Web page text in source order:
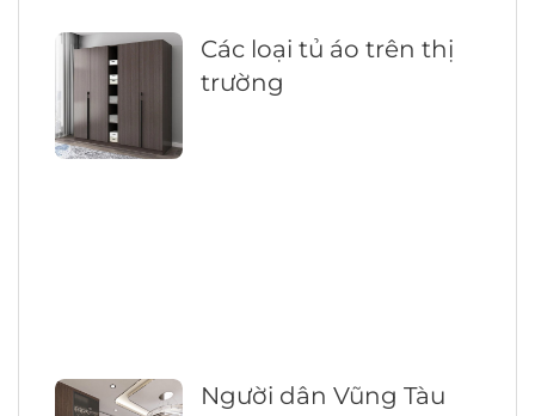
Các loại tủ áo trên thị
trường
Người dân Vũng Tàu